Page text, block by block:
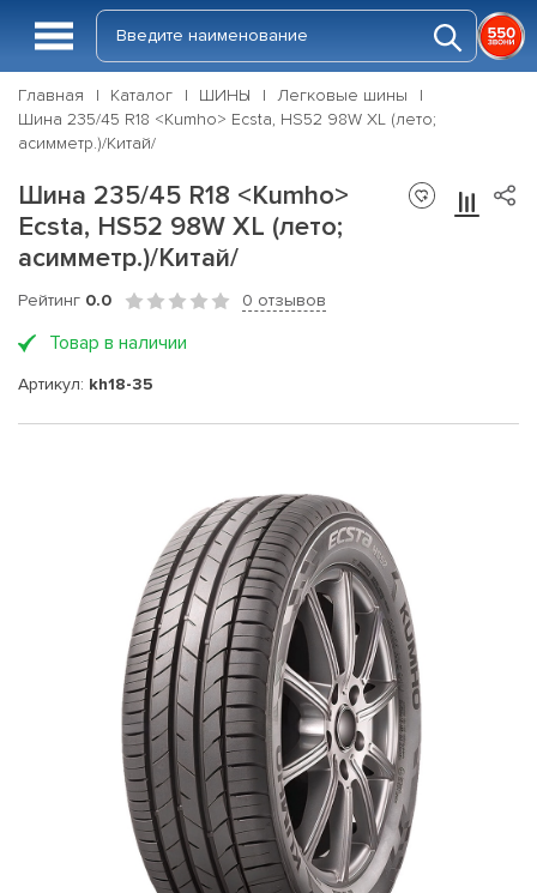
Главная Каталог ШИНЫ
Легковые шины
Шина 235/45 R18 <Kumho> Ecsta, HS52 98W XL (лето;
асимметр.)/Китай/
Шина 235/45 R18 <Kumho>
Ecsta, HS52 98W XL (лето;
асимметр.)/Китай/
Рейтинг 0.0 0 отзывов
Товар в наличии
Артикул: kh18-35